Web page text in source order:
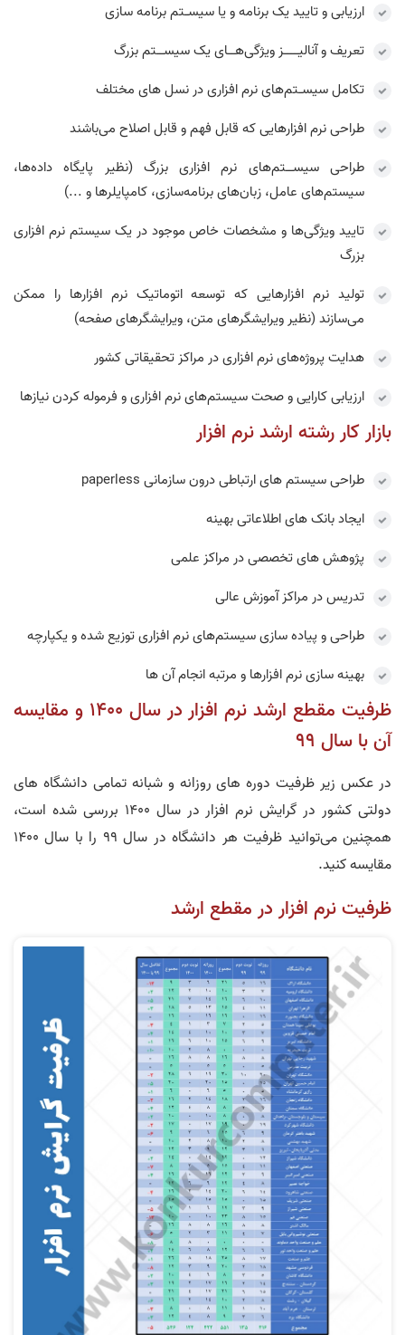
ارزیابی و تایید یک برنامه و یا سیسـتم برنامه سازی
تعریف و آنالیــــز ویژگی‌هــای یک سیســتم بزرگ
تکامل سیسـتم‌های نرم افزاری در نسل های مختلف
طراحی نرم افزارهایی که قابل فهم و قابل اصلاح می‌باشند
طراحی سیســتم‌های نرم افزاری بزرگ (نظیر پایگاه داده‌ها،
سیستم‌های عامل، زبان‌های برنامه‌سازی، کامپایلر‌ها و ...)
تایید ویژگی‌ها و مشخصات خاص موجود در یک سیستم نرم افزاری
بزرگ
تولید نرم افزارهایی که توسعه اتوماتیک نرم افزارها را ممکن
می‌سازند (نظیر ویرایشگرهای متن، ویرایشگرهای صفحه)
هدایت پروژه‌های نرم افزاری در مراکز تحقیقاتی کشور
ارزیابی کارایی و صحت سیستم‌های نرم افزاری و فرموله کردن نیازها
بازار کار رشته ارشد نرم افزار
طراحی سیستم های ارتباطی درون سازمانی paperless
ایجاد بانک های اطلاعاتی بهینه
پژوهش های تخصصی در مراکز علمی
تدریس در مراکز آموزش عالی
طراحی و پیاده سازی سیستم‌های نرم افزاری توزیع شده و یکپارچه
بهینه سازی نرم افزارها و مرتبه انجام آن ها
ظرفیت مقطع ارشد نرم افزار در سال 1400 و مقایسه
آن با سال 99
در عکس زیر ظرفیت دوره های روزانه و شبانه تمامی دانشگاه های
دولتی کشور در گرایش نرم افزار در سال 1400 بررسی شده است،
همچنین می‌توانید ظرفیت هر دانشگاه در سال 99 را با سال 1400
مقایسه کنید.
ظرفیت نرم افزار در مقطع ارشد